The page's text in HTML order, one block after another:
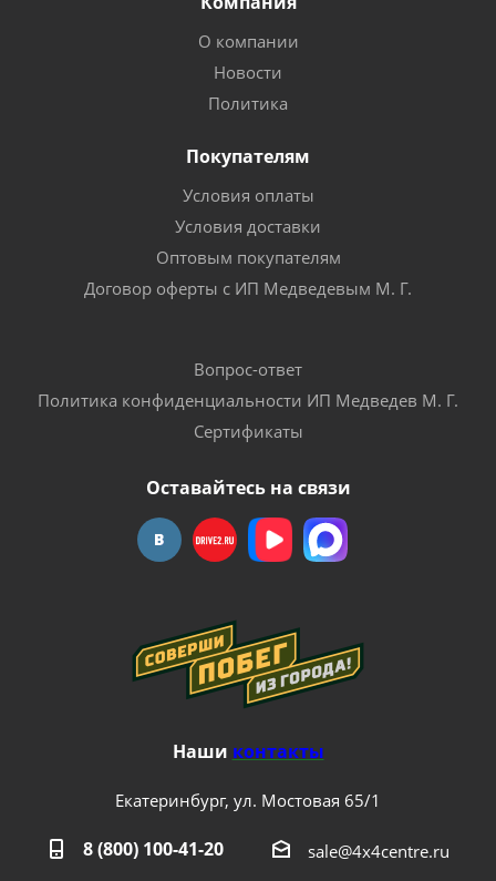
О компании
Новости
Политика
Покупателям
Условия оплаты
Условия доставки
Оптовым покупателям
Договор оферты с ИП Медведевым М. Г.
Вопрос-ответ
Политика конфиденциальности ИП Медведев М. Г.
Сертификаты
Оставайтесь на связи
Наши контакты
Екатеринбург, ул. Мостовая 65/1
8 (800) 100-41-20 sale@4x4centre.ru